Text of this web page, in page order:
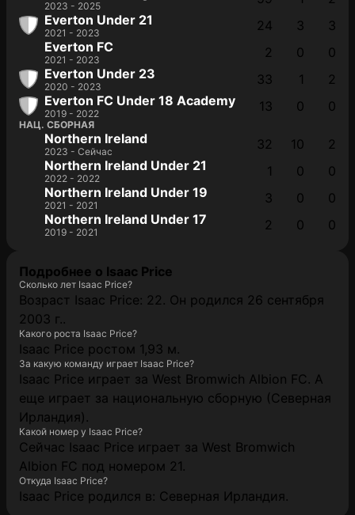
2023 - 2025
Everton Under 21
2021 - 2023 24 3
3
Everton FC
2021 - 2023 2 0
0
Everton Under 23
2020 - 2023 33 1
2
Everton FC Under 18 Academy
2019 - 2022 13 0 0
НАЦ. СБОРНАЯ
Northern Ireland
2023 - Сейчас 32 10
2
Northern Ireland Under 21
2022 - 2022 1 0
0
Northern Ireland Under 19
2021 - 2021 3 0
0
Northern Ireland Under 17
2019 - 2021 2 0 0
Подробнее о Isaac Price
Сколько лет Isaac Price?
Возраст Isaac Price: 22. Он родился 26 сентября
2003 г..
Какого роста Isaac Price?
Isaac Price ростом 1,93 м.
За какую команду играет Isaac Price?
Isaac Price играет за West Bromwich Albion FC. А
еще играет за национальную сборную (Северная
Ирландия).
Какой номер у Isaac Price?
Сейчас Isaac Price играет за West Bromwich
Albion FC под номером 21.
Откуда Isaac Price?
Isaac Price родился в: Северная Ирландия.